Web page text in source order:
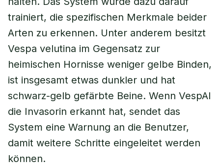
trainiert, die spezifischen Merkmale beider
Arten zu erkennen. Unter anderem besitzt
Vespa velutina im Gegensatz zur
heimischen Hornisse weniger gelbe Binden,
ist insgesamt etwas dunkler und hat
schwarz-gelb gefärbte Beine. Wenn VespAI
die Invasorin erkannt hat, sendet das
System eine Warnung an die Benutzer,
damit weitere Schritte eingeleitet werden
können.